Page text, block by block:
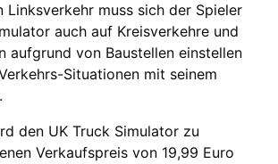
Linksverkehr muss sich der Spieler
auch auf Kreisverkehre und
aufgrund von Baustellen einstellen
Situationen mit seinem
den UK Truck Simulator zu
Verkaufspreis von 19,99 Euro